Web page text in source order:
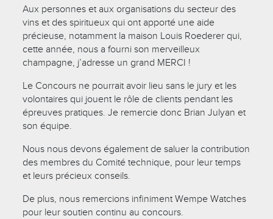
Aux personnes et aux organisations du secteur des
vins et des spiritueux qui ont apporté une aide
précieuse, notamment la maison Louis Roederer qui,
cette année, nous a fourni son merveilleux
champagne, j’adresse un grand MERCI !
Le Concours ne pourrait avoir lieu sans le jury et les
volontaires qui jouent le rôle de clients pendant les
épreuves pratiques. Je remercie donc Brian Julyan et
son équipe.
Nous nous devons également de saluer la contribution
des membres du Comité technique, pour leur temps
et leurs précieux conseils.
De plus, nous remercions infiniment Wempe Watches
pour leur soutien continu au concours.